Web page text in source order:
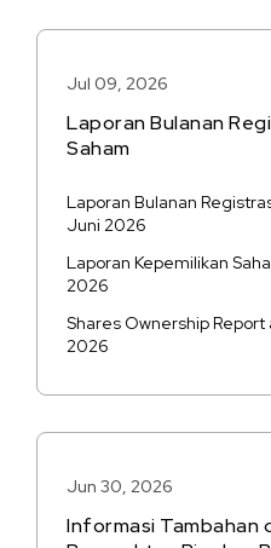
Jul 09, 2026
Laporan Bulanan
Saham
Laporan Bulanan
Juni 2026
Laporan Kepemilikan
2026
Shares Ownership
2026
Jun 30, 2026
Informasi Tambahan